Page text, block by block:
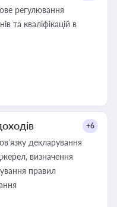
регулювання
та кваліфікацій в
+6
декларування
визначення
правил